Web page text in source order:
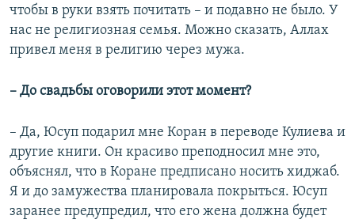
чтобы в руки взять почитать – и подавно не было. У
нас не религиозная семья. Можно сказать, Аллах
привел меня в религию через мужа.
– До свадьбы оговорили этот момент?
– Да, Юсуп подарил мне Коран в переводе Кулиева и
другие книги. Он красиво преподносил мне это,
объяснял, что в Коране предписано носить хиджаб.
Я и до замужества планировала покрыться. Юсуп
заранее предупредил, что его жена должна будет